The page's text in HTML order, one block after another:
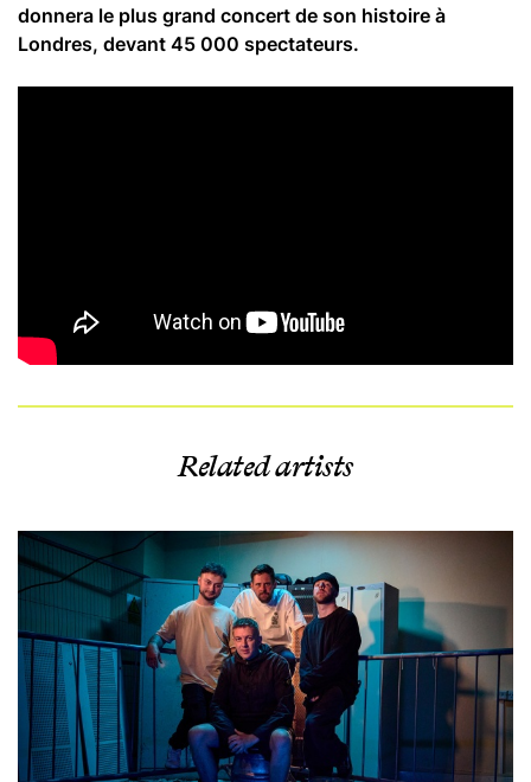
donnera le plus grand concert de son histoire à
Londres, devant 45 000 spectateurs.
Related artists